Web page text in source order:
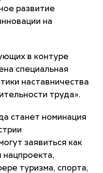
развитие
на
в контуре
специальная
наставничества
труда».
станет номинация
заявиться как
нацпроекта,
туризма, спорта,